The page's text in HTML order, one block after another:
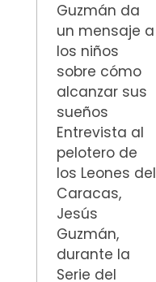
Guzmán da
un mensaje a
los niños
sobre cómo
alcanzar sus
sueños
Entrevista al
pelotero de
los Leones del
Caracas,
Jesús
Guzmán,
durante la
Serie del